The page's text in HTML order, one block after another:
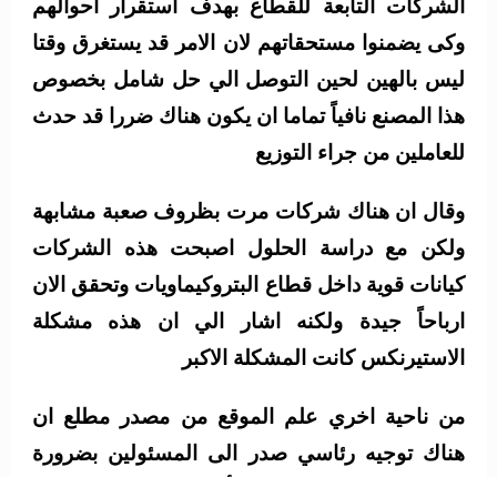
الشركات التابعة للقطاع بهدف استقرار احوالهم
وكى يضمنوا مستحقاتهم لان الامر قد يستغرق وقتا
ليس بالهين لحين التوصل الي حل شامل بخصوص
هذا المصنع نافياً تماما ان يكون هناك ضررا قد حدث
للعاملين من جراء التوزيع
وقال ان هناك شركات مرت بظروف صعبة مشابهة
ولكن مع دراسة الحلول اصبحت هذه الشركات
كيانات قوية داخل قطاع البتروكيماويات وتحقق الان
ارباحاً جيدة ولكنه اشار الي ان هذه مشكلة
الاستيرنكس كانت المشكلة الاكبر
من ناحية اخري علم الموقع من مصدر مطلع ان
هناك توجيه رئاسي صدر الى المسئولين بضرورة